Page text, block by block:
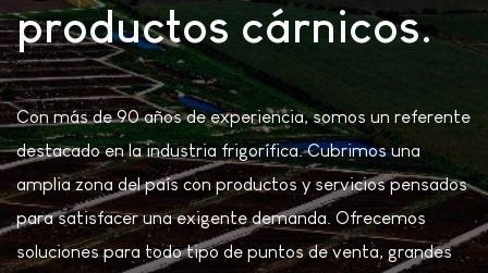
productos cárnicos.
Con más de 90 años de experiencia, somos un referente
destacado en la industria frigorífica. Cubrimos una
amplia zona del país con productos y servicios pensados
para satisfacer una exigente demanda. Ofrecemos
soluciones para todo tipo de puntos de venta, grandes